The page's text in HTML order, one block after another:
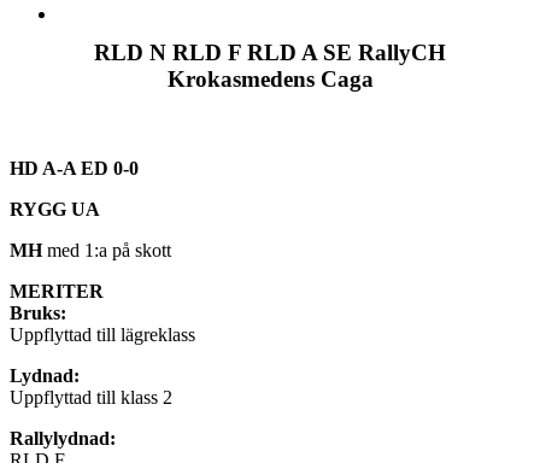
RLD N RLD F RLD A SE RallyCH
Krokasmedens Caga
HD A-A ED 0-0
RYGG UA
MHmed 1:a på skott
MERITER
Bruks:
Uppflyttad till lägreklass
Lydnad:
Uppflyttad till klass 2
Rallylydnad: